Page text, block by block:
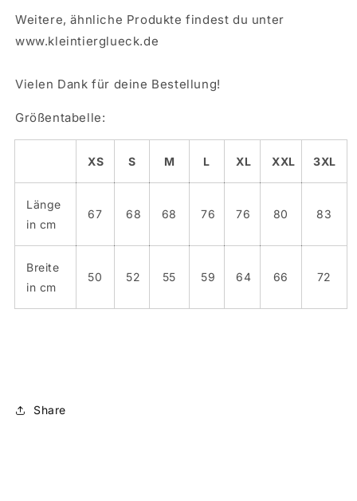
Weitere, ähnliche Produkte findest du unter
www.kleintierglueck.de
Vielen Dank für deine Bestellung!
Größentabelle:
XS S M L XL XXL 3XL
Länge
in cm
67 68 68 76 76 80 83
Breite
in cm
50 52 55 59 64 66 72
Share